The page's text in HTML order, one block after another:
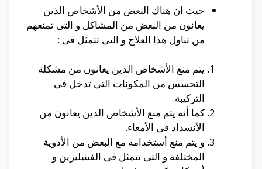
حيث ان هناك البعض من الأشخاص الذين
يعانون من البعض من المشاكل و التى تمنعهم
من تناول هذا العلاج و التى تتمثل فى :
يتم منع الأشخاص الذين يعانون من مشكلة
التحسس من المكونات التى تدخل فى
التركيبة.
كما أنه يتم منع الأشخاص الذين يعانون من
الأنسداد فى الأمعاء.
و يتم منع أستخدامه مع البعض من الأدوية
المختلفة و التى تتمثل فى الفينيليزين و